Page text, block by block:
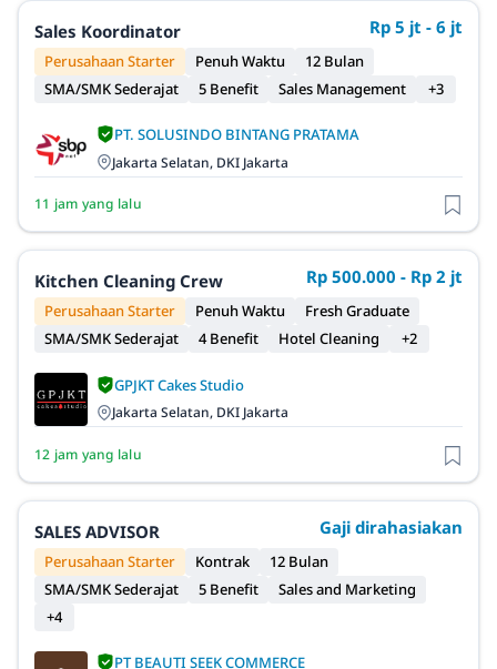
Sales Koordinator Rp 5 jt - 6 jt
Perusahaan Starter Penuh Waktu
12 Bulan
SMA/SMK Sederajat
5 Benefit Sales Management +3
PT. SOLUSINDO BINTANG PRATAMA
Jakarta Selatan, DKI Jakarta
11 jam yang lalu
Kitchen Cleaning Crew Rp 500.000 - Rp 2 jt
Perusahaan Starter Penuh Waktu
Fresh Graduate
SMA/SMK Sederajat
4 Benefit Hotel Cleaning +2
GPJKT Cakes Studio
Jakarta Selatan, DKI Jakarta
12 jam yang lalu
SALES ADVISOR Gaji dirahasiakan
Perusahaan Starter Kontrak
12 Bulan
SMA/SMK Sederajat
5 Benefit
Sales and Marketing
+4
PT BEAUTI SEEK COMMERCE